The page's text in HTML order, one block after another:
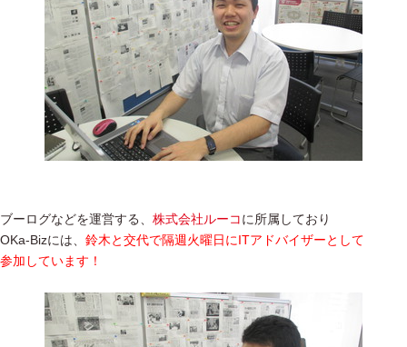
ブーログなどを運営する、 株式会社ルーコに所属しており
OKa-Bizには、 鈴木と交代で隔週火曜日にITアドバイザーとして
参加しています！